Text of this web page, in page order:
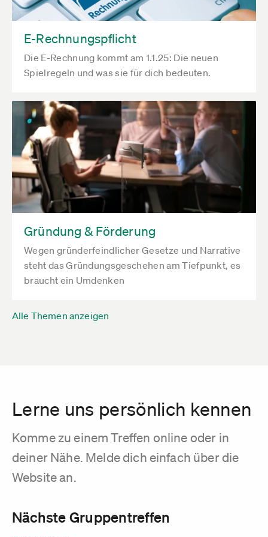
E-Rechnungspflicht
Die E-Rechnung kommt am 1.1.25: Die neuen
Spielregeln und was sie für dich bedeuten.
Gründung & Förderung
Wegen gründerfeindlicher Gesetze und Narrative
steht das Gründungsgeschehen am Tiefpunkt, es
braucht ein Umdenken
Alle Themen anzeigen
Lerne uns persönlich kennen
Komme zu einem Treffen online oder in
deiner Nähe. Melde dich einfach über die
Website an.
Nächste Gruppentreffen